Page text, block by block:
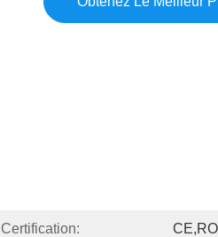
Certification: